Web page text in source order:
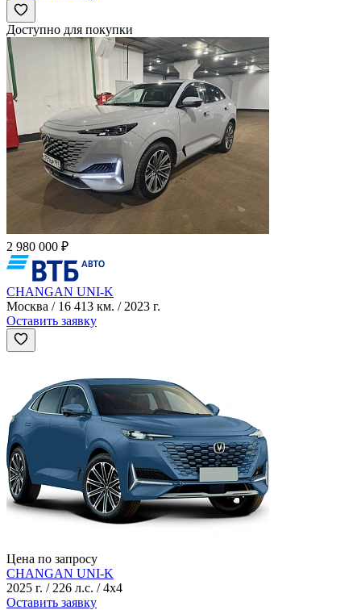
Доступно для покупки
2 980 000 ₽
CHANGAN UNI-K
Москва / 16 413 км. / 2023 г.
Оставить заявку
Цена по запросу
CHANGAN UNI-K
2025 г. / 226 л.с. / 4x4
Оставить заявку